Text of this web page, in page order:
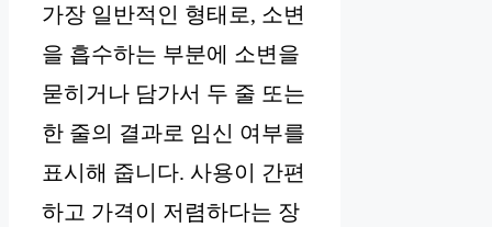
가장 일반적인 형태로, 소변
을 흡수하는 부분에 소변을
묻히거나 담가서 두 줄 또는
한 줄의 결과로 임신 여부를
표시해 줍니다. 사용이 간편
하고 가격이 저렴하다는 장